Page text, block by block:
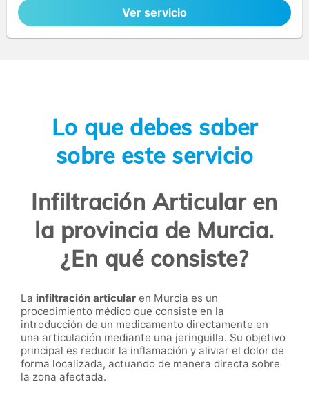
Ver servicio
Lo que debes saber
sobre este servicio
Infiltración Articular en
la provincia de Murcia.
¿En qué consiste?
La infiltración articular en Murcia es un
procedimiento médico que consiste en la
introducción de un medicamento directamente en
una articulación mediante una jeringuilla. Su objetivo
principal es reducir la inflamación y aliviar el dolor de
forma localizada, actuando de manera directa sobre
la zona afectada.